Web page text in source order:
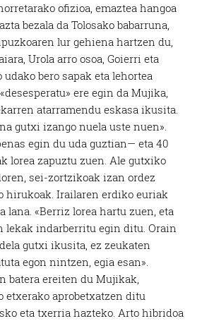
ofizioa, emaztea hangoa
bezala da Tolosako babarruna,
lur gehiena hartzen du,
Urola arro osoa, Goierri eta
udako bero sapak eta lehortea
ere egin da Mujika,
atarramendu eskasa ikusita.
gutxi izango nuela uste nuen».
egin du uda guztian— eta 40
lorea zapuztu zuen. Ale gutxiko
sei-zortzikoak izan ordez
hirukoak. Irailaren erdiko euriak
lana. «Berriz lorea hartu zuen, eta
lekak indarberritu egin ditu. Orain
gutxi ikusita, ez zeukaten
egon nintzen, egia esan».
batera ereiten du Mujikak,
etxerako aprobetxatzen ditu
eta txerria hazteko. Arto hibridoa